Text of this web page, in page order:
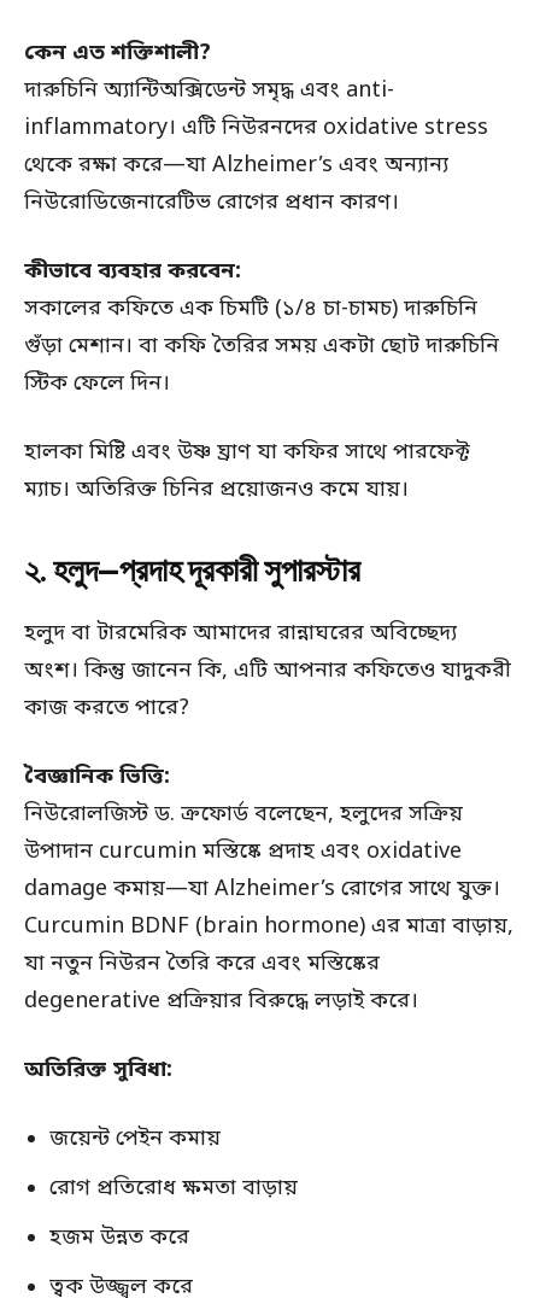
কেন এত শক্তিশালী?
দারুচিনি অ্যান্টিঅক্সিডেন্ট সমৃদ্ধ এবং anti-
inflammatory। এটি নিউরনদের oxidative stress
থেকে রক্ষা করে—যা Alzheimer’s এবং অন্যান্য
নিউরোডিজেনারেটিভ রোগের প্রধান কারণ।
কীভাবে ব্যবহার করবেন:
সকালের কফিতে এক চিমটি (১/৪ চা-চামচ) দারুচিনি
গুঁড়া মেশান। বা কফি তৈরির সময় একটা ছোট দারুচিনি
স্টিক ফেলে দিন।
হালকা মিষ্টি এবং উষ্ণ ঘ্রাণ যা কফির সাথে পারফেক্ট
ম্যাচ। অতিরিক্ত চিনির প্রয়োজনও কমে যায়।
২. হলুদ—প্রদাহ দূরকারী সুপারস্টার
হলুদ বা টারমেরিক আমাদের রান্নাঘরের অবিচ্ছেদ্য
অংশ। কিন্তু জানেন কি, এটি আপনার কফিতেও যাদুকরী
কাজ করতে পারে?
বৈজ্ঞানিক ভিত্তি:
নিউরোলজিস্ট ড. ক্রফোর্ড বলেছেন, হলুদের সক্রিয়
উপাদান curcumin মস্তিষ্কে প্রদাহ এবং oxidative
damage কমায়—যা Alzheimer’s রোগের সাথে যুক্ত।
Curcumin BDNF (brain hormone) এর মাত্রা বাড়ায়,
যা নতুন নিউরন তৈরি করে এবং মস্তিষ্কের
degenerative প্রক্রিয়ার বিরুদ্ধে লড়াই করে।
অতিরিক্ত সুবিধা:
জয়েন্ট পেইন কমায়
রোগ প্রতিরোধ ক্ষমতা বাড়ায়
হজম উন্নত করে
ত্বক উজ্জ্বল করে